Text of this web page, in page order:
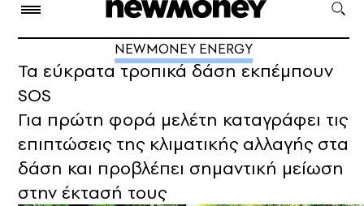
NEWMONEY ENERGY
Τα εύκρατα τροπικά δάση εκπέμπουν
SOS
Για πρώτη φορά μελέτη καταγράφει τις
επιπτώσεις της κλιματικής αλλαγής στα
δάση και προβλέπει σημαντική μείωση
στην έκτασή τους